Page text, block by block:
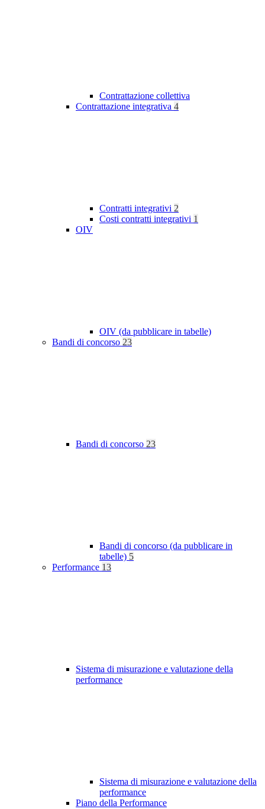
Contrattazione collettiva
Contrattazione integrativa 4
Contratti integrativi 2
Costi contratti integrativi 1
OIV
OIV (da pubblicare in tabelle)
Bandi di concorso 23
Bandi di concorso 23
Bandi di concorso (da pubblicare in
tabelle) 5
Performance 13
Sistema di misurazione e valutazione della
performance
Sistema di misurazione e valutazione della
performance
Piano della Performance